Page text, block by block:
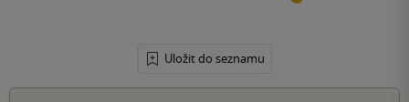
Uložit do seznamu